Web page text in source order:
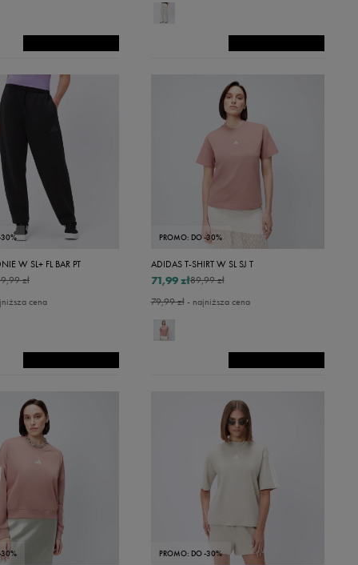
W SL+ FL BAR PT
zł
cena
PROMO: DO -30%
ADIDAS T-SHIRT W SL SJ T
89,99 zł
71,99 zł
79,99 zł- najniższa cena
PROMO: DO -30%